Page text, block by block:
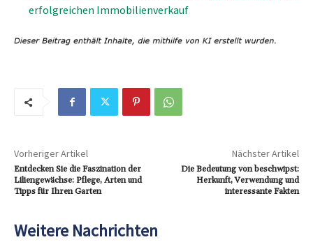
erfolgreichen Immobilienverkauf
Vorheriger Artikel
Entdecken Sie die Faszination der
Liliengewächse: Pflege, Arten und
Tipps für Ihren Garten
Nächster Artikel
Die Bedeutung von beschwipst:
Herkunft, Verwendung und
interessante Fakten
Weitere Nachrichten